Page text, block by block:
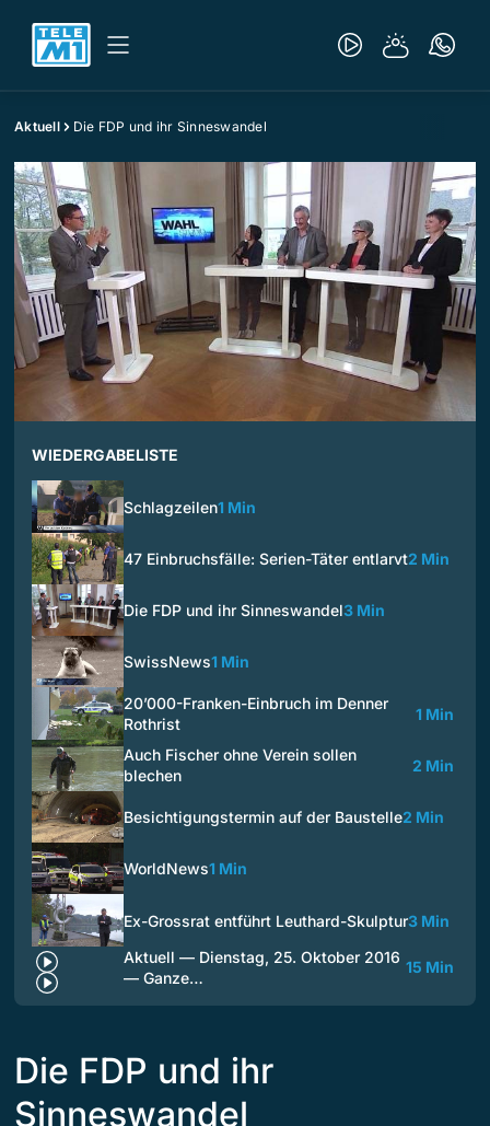
Aktuell Die FDP und ihr Sinneswandel
WIEDERGABELISTE
Schlagzeilen1 Min
47 Einbruchsfälle: Serien-Täter entlarvt2 Min
Die FDP und ihr Sinneswandel3 Min
SwissNews1 Min
20’000-Franken-Einbruch im Denner
Rothrist
1 Min
Auch Fischer ohne Verein sollen
blechen
2 Min
Besichtigungstermin auf der Baustelle2 Min
WorldNews1 Min
Ex-Grossrat entführt Leuthard-Skulptur3 Min
Aktuell — Dienstag, 25. Oktober 2016
— Ganze…
15 Min
Die FDP und ihr
Sinneswandel